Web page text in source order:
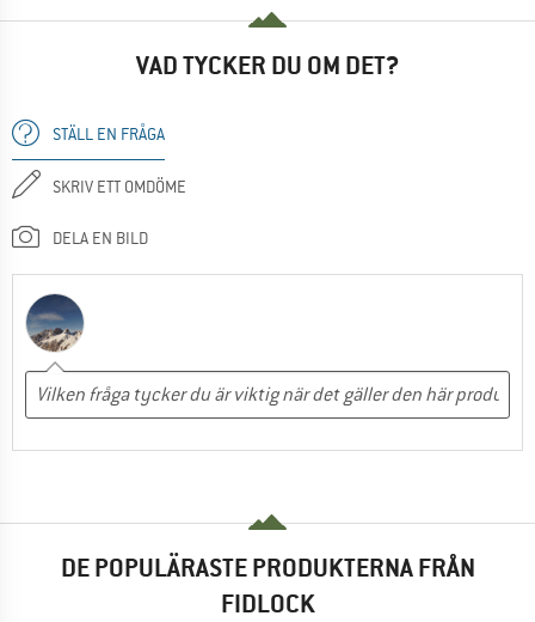
VAD TYCKER DU OM DET?
STÄLL EN FRÅGA
SKRIV ETT OMDÖME
DELA EN BILD
DE POPULÄRASTE PRODUKTERNA FRÅN
FIDLOCK